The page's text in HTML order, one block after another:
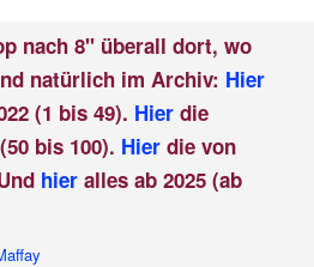
nach 8" überall dort, wo
natürlich im Archiv: Hier
(1 bis 49). Hierdie
bis 100). Hier die von
hier alles ab 2025 (ab